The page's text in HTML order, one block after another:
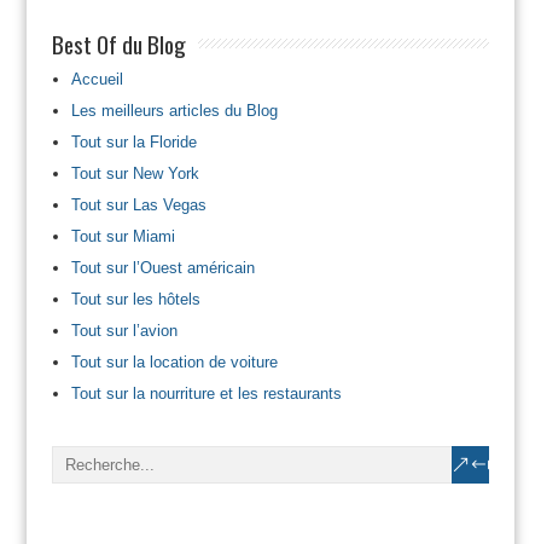
Best Of du Blog
Accueil
Les meilleurs articles du Blog
Tout sur la Floride
Tout sur New York
Tout sur Las Vegas
Tout sur Miami
Tout sur l’Ouest américain
Tout sur les hôtels
Tout sur l’avion
Tout sur la location de voiture
Tout sur la nourriture et les restaurants